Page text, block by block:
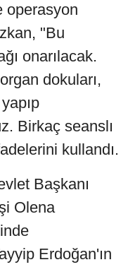
operasyon
"Bu
onarılacak.
dokuları,
Birkaç seanslı
kullandı.
Başkanı
Olena
Erdoğan'ın